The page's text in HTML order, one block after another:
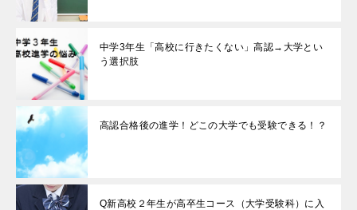
中学3年生「高校に行きたくない」高認→大学とい
う選択肢
高認合格後の進学！どこの大学でも受験できる！？
Q新高校２年生が高卒生コース（大学受験科）に入